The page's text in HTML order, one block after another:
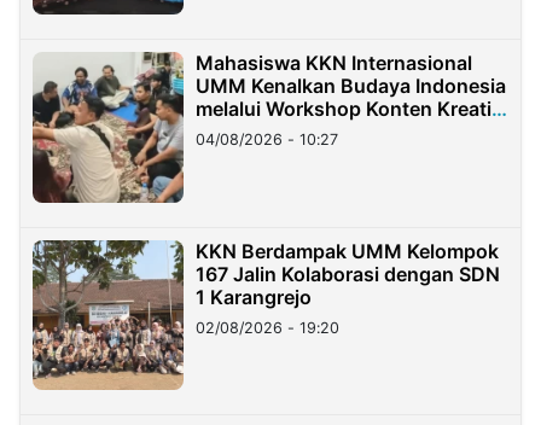
Mahasiswa KKN Internasional
UMM Kenalkan Budaya Indonesia
melalui Workshop Konten Kreatif
di Taiwan
04/08/2026 - 10:27
KKN Berdampak UMM Kelompok
167 Jalin Kolaborasi dengan SDN
1 Karangrejo
02/08/2026 - 19:20